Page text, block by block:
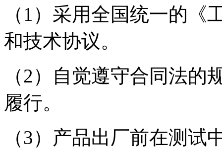
（1）采用全国统一的
和技术协议。
（2）自觉遵守合同法
履行。
（3）产品出厂前在测